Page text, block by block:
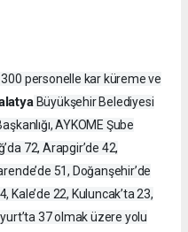
personelle kar küreme ve
Büyükşehir Belediyesi
AYKOME Şube
72, Arapgir’de 42,
51, Doğanşehir’de
Kale’de 22, Kuluncak’ta 23,
37 olmak üzere yolu